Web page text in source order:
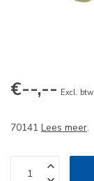
€--,-- Excl. btw
70141 Lees meer.